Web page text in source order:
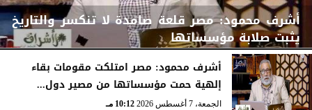
أشرف محمود: مصر قلعة صامدة لا تنكسر والتاريخ
يثبت صلابة مؤسساتها
الجمعة، 7 أغسطس 2026 10:15 مـ
أشرف محمود: مصر امتلكت مقومات بقاء
إلهية حمت مؤسساتها من مصير دول...
الجمعة، 7 أغسطس 2026 10:12 مـ